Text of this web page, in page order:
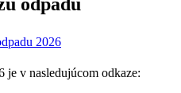
odpadu
je v nasledujúcom odkaze: